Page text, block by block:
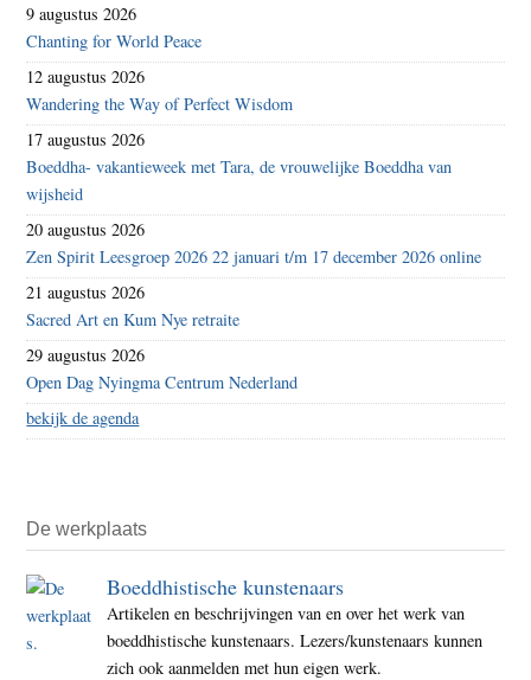
9 augustus 2026
Chanting for World Peace
12 augustus 2026
Wandering the Way of Perfect Wisdom
17 augustus 2026
Boeddha- vakantieweek met Tara, de vrouwelijke Boeddha van
wijsheid
20 augustus 2026
Zen Spirit Leesgroep 2026 22 januari t/m 17 december 2026 online
21 augustus 2026
Sacred Art en Kum Nye retraite
29 augustus 2026
Open Dag Nyingma Centrum Nederland
bekijk de agenda
De werkplaats
Boeddhistische kunstenaars
Artikelen en beschrijvingen van en over het werk van
boeddhistische kunstenaars. Lezers/kunstenaars kunnen
zich ook aanmelden met hun eigen werk.